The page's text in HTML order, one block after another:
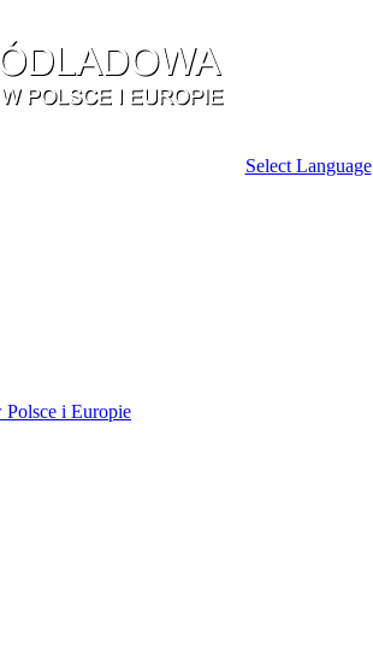
Select Language
i Europie